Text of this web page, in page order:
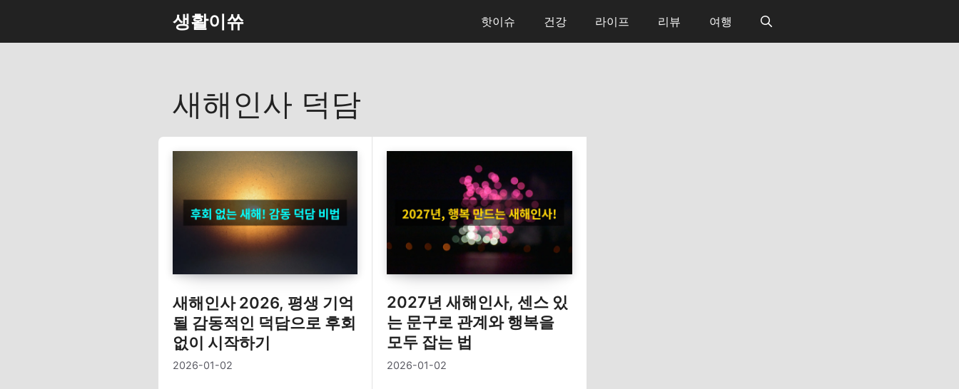
츠
생활이쓔 핫이슈 건강 라이프 리뷰 여행
새해인사 덕담
새해인사 2026, 평생 기억
될 감동적인 덕담으로 후회
없이 시작하기
2026-01-02
2027년 새해인사, 센스 있
는 문구로 관계와 행복을
모두 잡는 법
2026-01-02